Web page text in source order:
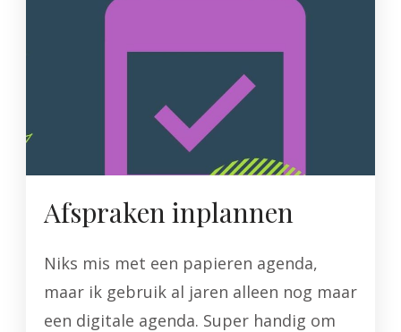
Afspraken inplannen
Niks mis met een papieren agenda,
maar ik gebruik al jaren alleen nog maar
een digitale agenda. Super handig om